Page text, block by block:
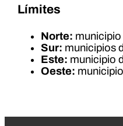
Límites
Norte:
Sur: municipios
Este: municipio
Oeste: